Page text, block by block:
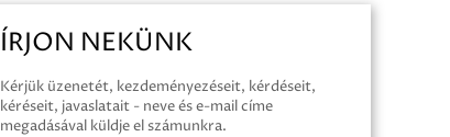
ÍRJON NEKÜNK
Kérjük üzenetét, kezdeményezéseit, kérdéseit,
kéréseit, javaslatait - neve és e-mail címe
megadásával küldje el számunkra.